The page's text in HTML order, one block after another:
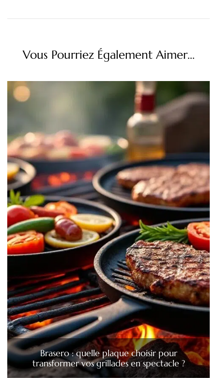
Vous Pourriez Également Aimer...
Brasero : quelle plaque choisir pour
transformer vos grillades en spectacle ?